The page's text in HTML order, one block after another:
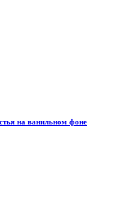
на ванильном фоне